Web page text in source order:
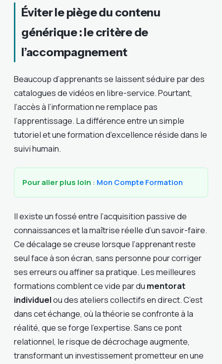
Éviter le piège du contenu
générique : le critère de
l’accompagnement
Beaucoup d’apprenants se laissent séduire par des
catalogues de vidéos en libre-service. Pourtant,
l’accès à l’information ne remplace pas
l’apprentissage. La différence entre un simple
tutoriel et une formation d’excellence réside dans le
suivi humain.
Pour aller plus loin : Mon Compte Formation
Il existe un fossé entre l’acquisition passive de
connaissances et la maîtrise réelle d’un savoir-faire.
Ce décalage se creuse lorsque l’apprenant reste
seul face à son écran, sans personne pour corriger
ses erreurs ou affiner sa pratique. Les meilleures
formations comblent ce vide par du mentorat
individuelou des ateliers collectifs en direct. C’est
dans cet échange, où la théorie se confronte à la
réalité, que se forge l’expertise. Sans ce pont
relationnel, le risque de décrochage augmente,
transformant un investissement prometteur en une